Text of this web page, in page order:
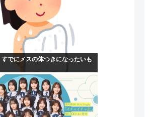
海外「羨ましい！」日本ならでは
海外「日本の積載技術は凄いな
韓国人「韓国人が日本へ行って羨
口を開けたマッコウクジラが正
亜月ねね「みいちゃんは特定の属
にじさんじ甲子園のノーヒットノ
すでにメスの体つきになったいも